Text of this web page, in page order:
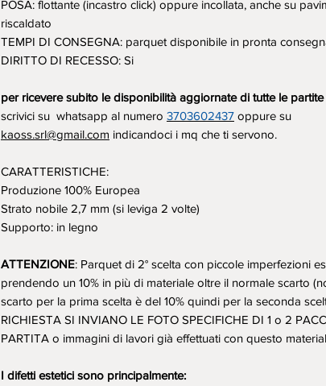
POSA: flottante (incastro click) oppure incollata, anche su
riscaldato
TEMPI DI CONSEGNA: parquet disponibile in pronta
DIRITTO DI RECESSO: Si
per ricevere subito le disponibilità aggiornate di tutte le
scrivici su whatsapp al numero 3703602437 oppure su
kaoss.srl@gmail.com indicandoci i mq che ti servono.
CARATTERISTICHE:
Produzione 100% Europea
Strato nobile 2,7 mm (si leviga 2 volte)
Supporto: in legno
ATTENZIONE: Parquet di 2° scelta con piccole imperfezioni
prendendo un 10% in più di materiale oltre il normale scarto
scarto per la prima scelta è del 10% quindi per la seconda
RICHIESTA SI INVIANO LE FOTO SPECIFICHE DI 1 o 2
PARTITA o immagini di lavori già effettuati con questo
I difetti estetici sono principalmente: